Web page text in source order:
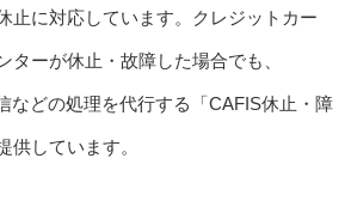
止に対応しています。クレジットカー
ターが休止・故障した場合でも、
などの処理を代行する「CAFIS休止・障
供しています。